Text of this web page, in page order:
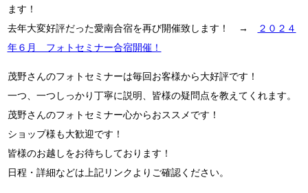
ます！
去年大変好評だった愛南合宿を再び開催致します！ →
２０２４
年６月 フォトセミナー合宿開催！
茂野さんのフォトセミナーは毎回お客様から大好評です！
一つ、一つしっかり丁寧に説明、皆様の疑問点を教えてくれます。
茂野さんのフォトセミナー心からおススメです！
ショップ様も大歓迎です！
皆様のお越しをお待ちしております！
日程・詳細などは上記リンクよりご確認ください。